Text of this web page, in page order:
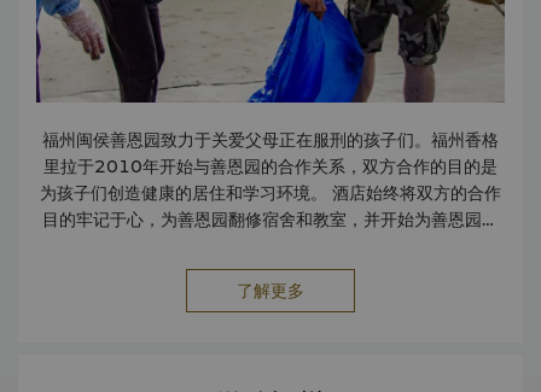
福州闽侯善恩园致力于关爱父母正在服刑的孩子们。福州香格
里拉于2010年开始与善恩园的合作关系，双方合作的目的是
为孩子们创造健康的居住和学习环境。 酒店始终将双方的合作
目的牢记于心，为善恩园翻修宿舍和教室，并开始为善恩园里
能需要的工作技能培训。
了解更多